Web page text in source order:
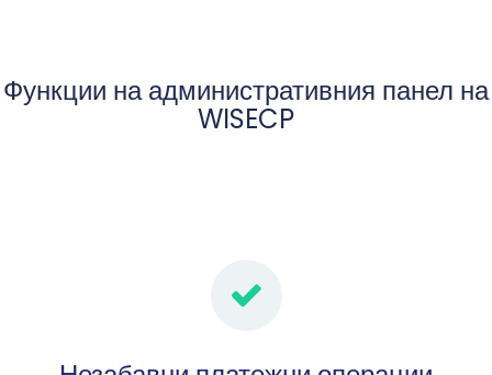
Функции на административния панел на
WISECP